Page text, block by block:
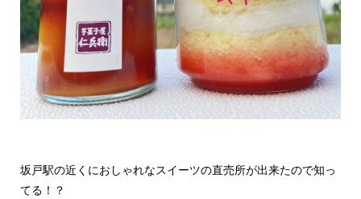
坂戸駅の近くにおしゃれなスイーツの直売所が出来たので知っ
てる！？